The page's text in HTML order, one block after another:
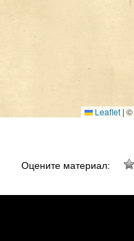
Leaflet | ©
Оцените материал: